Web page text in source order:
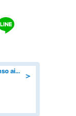
＞
デンソーでマシンオペレーター denso aichi